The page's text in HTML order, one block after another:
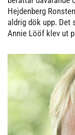
Hejdenberg
aldrig dök upp.
Annie Lööf klev ut